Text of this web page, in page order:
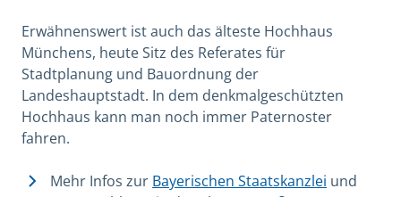
Erwähnenswert ist auch das älteste Hochhaus
Münchens, heute Sitz des Referates für
Stadtplanung und Bauordnung der
Landeshauptstadt. In dem denkmalgeschützten
Hochhaus kann man noch immer Paternoster
fahren.
Mehr Infos zur Bayerischen Staatskanzlei und